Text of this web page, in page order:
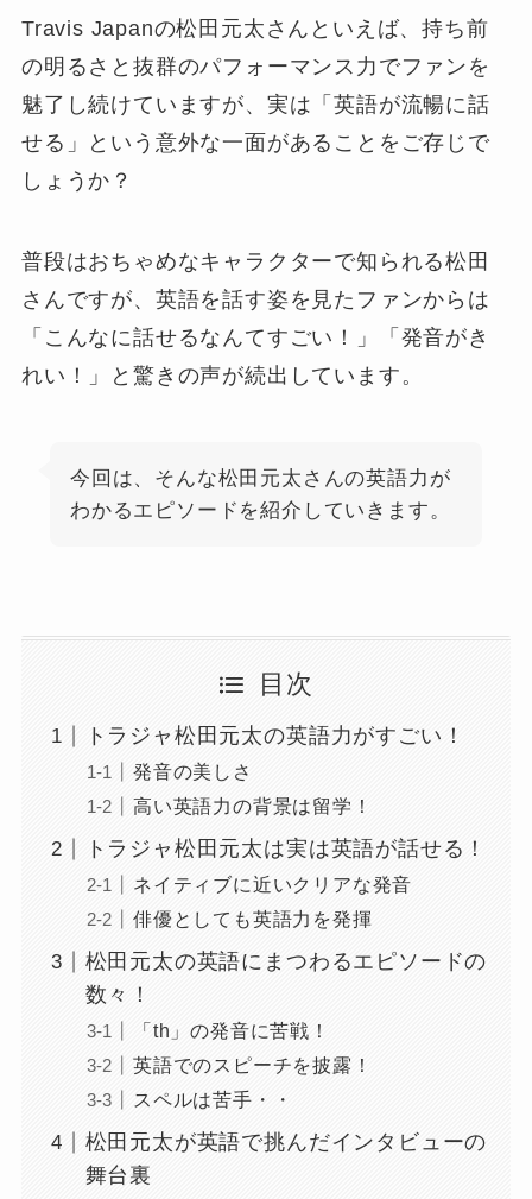
Travis Japanの松田元太さんといえば、持ち前
の明るさと抜群のパフォーマンス力でファンを
魅了し続けていますが、実は「英語が流暢に話
せる」という意外な一面があることをご存じで
しょうか？
普段はおちゃめなキャラクターで知られる松田
さんですが、英語を話す姿を見たファンからは
「こんなに話せるなんてすごい！」「発音がき
れい！」と驚きの声が続出しています。
今回は、そんな松田元太さんの英語力が
わかるエピソードを紹介していきます。
目次
トラジャ松田元太の英語力がすごい！
発音の美しさ
高い英語力の背景は留学！
トラジャ松田元太は実は英語が話せる！
ネイティブに近いクリアな発音
俳優としても英語力を発揮
松田元太の英語にまつわるエピソードの
数々！
「th」の発音に苦戦！
英語でのスピーチを披露！
スペルは苦手・・
松田元太が英語で挑んだインタビューの
舞台裏